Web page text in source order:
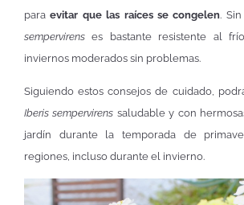
para evitar que las raíces se congelen.
sempervirens es bastante resistente al
inviernos moderados sin problemas.
Siguiendo estos consejos de cuidado,
Iberis sempervirens saludable y con
jardín durante la temporada de
regiones, incluso durante el invierno.